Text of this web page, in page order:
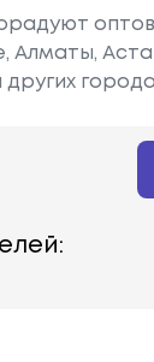
Алматы,